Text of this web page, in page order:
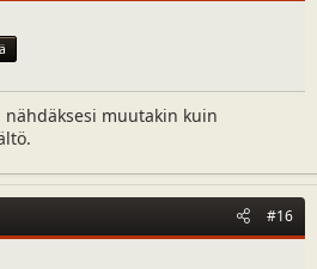
muutakin kuin
#16